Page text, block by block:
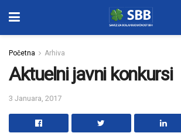
Početna Arhiva
Aktuelni javni konkursi
3 Januara, 2017